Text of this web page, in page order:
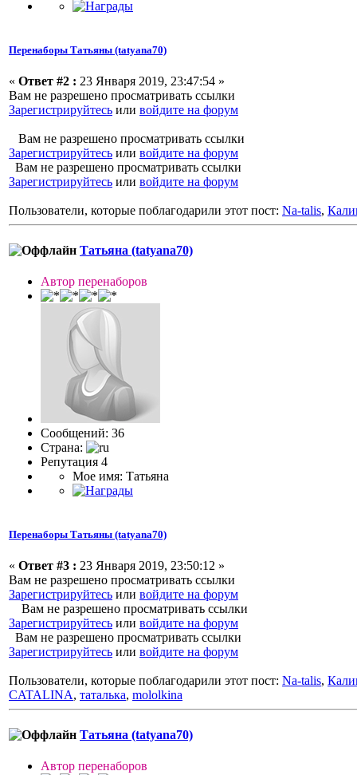
Перенаборы Татьяны (tatyana70)
« Ответ #2 : 23 Января 2019, 23:47:54 »
Вам не разрешено просматривать ссылки
Зарегистрируйтесь или войдите на форум
Вам не разрешено просматривать ссылки
Зарегистрируйтесь или войдите на форум
Вам не разрешено просматривать ссылки
Зарегистрируйтесь или войдите на форум
Пользователи, которые поблагодарили этот пост: Na-talis,
Татьяна (tatyana70)
Автор перенаборов
Сообщений: 36
Страна:
Репутация 4
Мое имя: Татьяна
Перенаборы Татьяны (tatyana70)
« Ответ #3 : 23 Января 2019, 23:50:12 »
Вам не разрешено просматривать ссылки
Зарегистрируйтесь или войдите на форум
Вам не разрешено просматривать ссылки
Зарегистрируйтесь или войдите на форум
Вам не разрешено просматривать ссылки
Зарегистрируйтесь или войдите на форум
Пользователи, которые поблагодарили этот пост: Na-talis,
CATALINA, таталька, mololkina
Татьяна (tatyana70)
Автор перенаборов